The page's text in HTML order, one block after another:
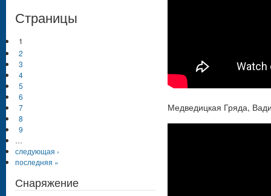
Медведицкая Гряда,
Страницы
1
2
3
4
5
6
7
8
9
…
следующая ›
последняя »
Снаряжение